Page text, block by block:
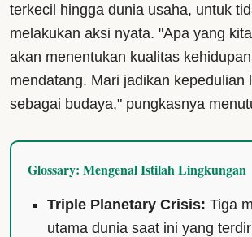
terkecil hingga dunia usaha, untuk
melakukan aksi nyata. "Apa yang
akan menentukan kualitas
mendatang. Mari jadikan kepedulian
sebagai budaya," pungkasnya
Glossary: Mengenal Istilah Lingkungan
Triple Planetary Crisis: Tiga
utama dunia saat ini yang